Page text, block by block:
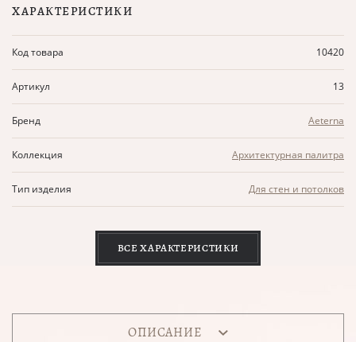
ХАРАКТЕРИСТИКИ
Код товара 10420
Артикул 13
Бренд Aeterna
Коллекция Архитектурная палитра
Тип изделия Для стен и потолков
ВСЕ ХАРАКТЕРИСТИКИ
ОПИСАНИЕ